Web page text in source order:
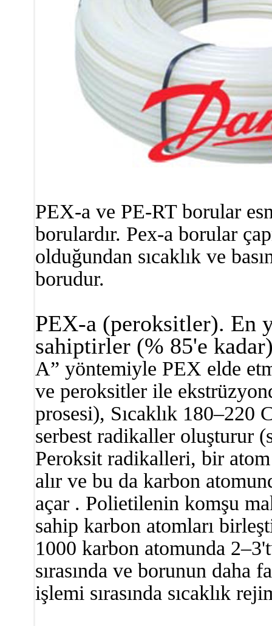
PEX-a ve PE-RT borular
borulardır. Pex-a borular
olduğundan sıcaklık ve
borudur.
PEX-a (peroksitler). En
sahiptirler (% 85'e
A” yöntemiyle PEX elde
ve peroksitler ile
prosesi), Sıcaklık 180–220
serbest radikaller oluşturur
Peroksit radikalleri, bir
alır ve bu da karbon
açar . Polietilenin komşu
sahip karbon atomları
1000 karbon atomunda
sırasında ve borunun daha
işlemi sırasında sıcaklık